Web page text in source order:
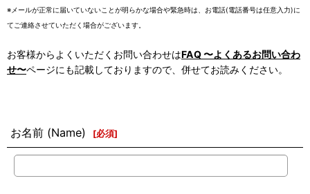
※メールが正常に届いていないことが明らかな場合や緊急時は、お電話(電話番号は任意入力)に
てご連絡させていただく場合がございます。
お客様からよくいただくお問い合わせはFAQ 〜よくあるお問い合わ
せ〜ページにも記載しておりますので、併せてお読みください。
お名前 (Name) [必須]